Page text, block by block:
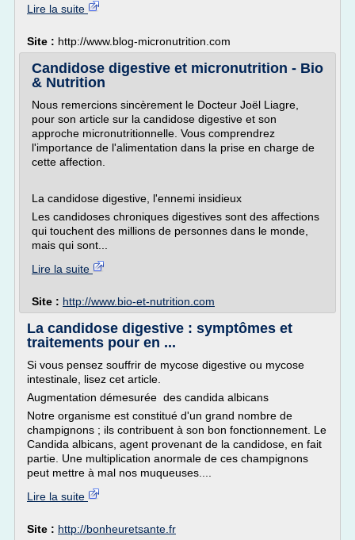
Lire la suite
Site : http://www.blog-micronutrition.com
Candidose digestive et micronutrition - Bio
& Nutrition
Nous remercions sincèrement le Docteur Joël Liagre,
pour son article sur la candidose digestive et son
approche micronutritionnelle. Vous comprendrez
l'importance de l'alimentation dans la prise en charge de
cette affection.
La candidose digestive, l'ennemi insidieux
Les candidoses chroniques digestives sont des affections
qui touchent des millions de personnes dans le monde,
mais qui sont...
Lire la suite
Site : http://www.bio-et-nutrition.com
La candidose digestive : symptômes et
traitements pour en ...
Si vous pensez souffrir de mycose digestive ou mycose
intestinale, lisez cet article.
Augmentation démesurée des candida albicans
Notre organisme est constitué d'un grand nombre de
champignons ; ils contribuent à son bon fonctionnement. Le
Candida albicans, agent provenant de la candidose, en fait
partie. Une multiplication anormale de ces champignons
peut mettre à mal nos muqueuses....
Lire la suite
Site : http://bonheuretsante.fr